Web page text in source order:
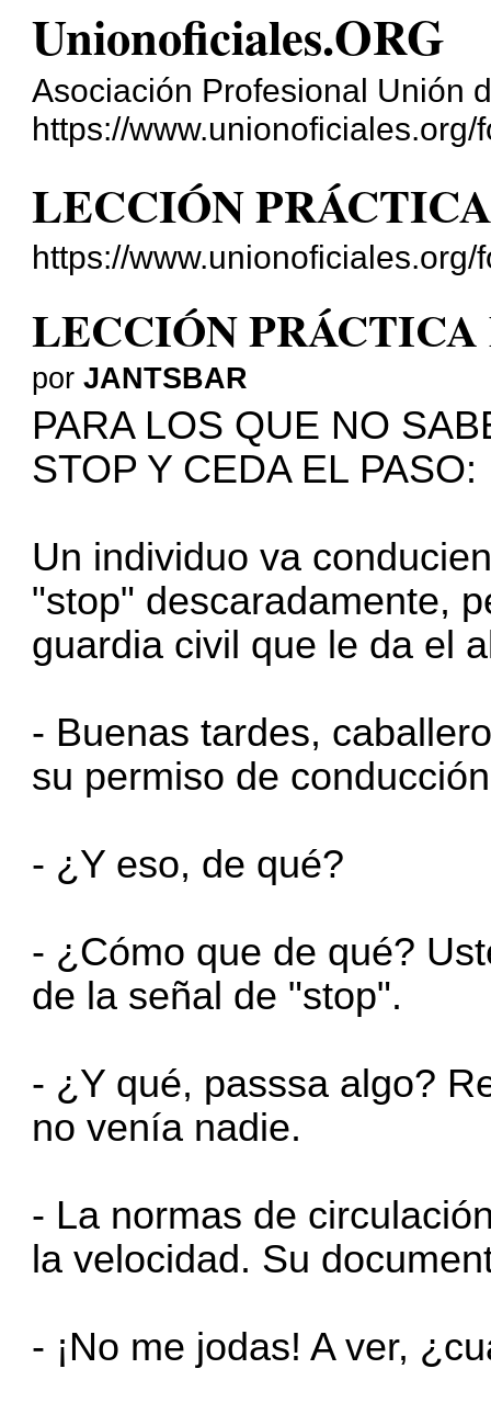
Unionoficiales.ORG
Asociación Profesional Unión
https://www.unionoficiales.org/
LECCIÓN
https://
LECCIÓN
porJANTSBAR
PARA LOS QUE NO
STOP Y CEDA EL PASO:
Un individuo va
"stop" descaradamente,
guardia civil que le da el
- Buenas tardes,
su permiso de
- ¿Y eso, de qué?
- ¿Cómo que de qué?
de la señal de "stop".
- ¿Y qué, passsa algo?
no venía nadie.
- La normas de
la velocidad. Su
- ¡No me jodas! A ver,